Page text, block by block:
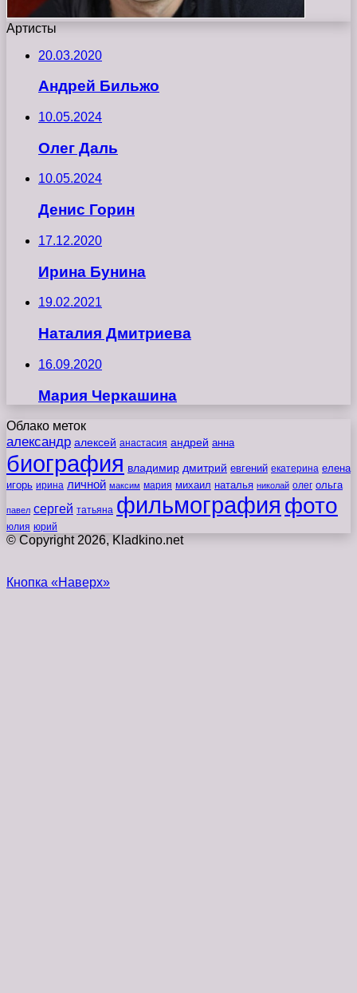
Артисты
20.03.2020
Андрей Бильжо
10.05.2024
Олег Даль
10.05.2024
Денис Горин
17.12.2020
Ирина Бунина
19.02.2021
Наталия Дмитриева
16.09.2020
Мария Черкашина
Облако меток
александр алексей анастасия андрей анна
биография владимир дмитрий евгений екатерина елена
игорь ирина личной максим мария михаил наталья николай олег ольга
павел сергей татьяна фильмография фото
юлия юрий
© Copyright 2026, Kladkino.net
Кнопка «Наверх»